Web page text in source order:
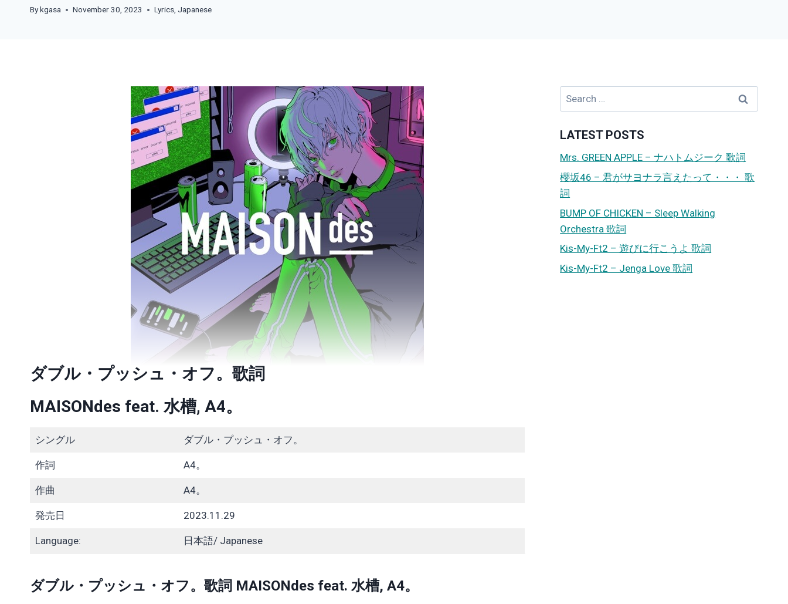
Bykgasa November 30, 2023 Lyrics, Japanese
ダブル・プッシュ・オフ。歌詞
MAISONdes feat. 水槽, A4。
シングル ダブル・プッシュ・オフ。
作詞 A4。
作曲 A4。
発売日 2023.11.29
Language: 日本語/ Japanese
ダブル・プッシュ・オフ。歌詞 MAISONdes feat. 水槽, A4。
Search
for:
LATEST POSTS
Mrs. GREEN APPLE – ナハトムジーク 歌詞
櫻坂46 – 君がサヨナラ言えたって・・・ 歌
詞
BUMP OF CHICKEN – Sleep Walking
Orchestra 歌詞
Kis-My-Ft2 – 遊びに行こうよ 歌詞
Kis-My-Ft2 – Jenga Love 歌詞